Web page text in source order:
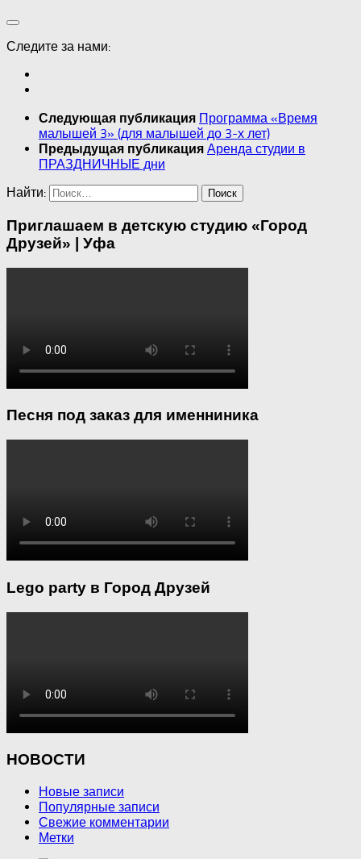
Следите за нами:
Следующая публикация Программа «Время
малышей 3» (для малышей до 3-х лет)
Предыдущая публикация Аренда студии в
ПРАЗДНИЧНЫЕ дни
Найти:
Приглашаем в детскую студию «Город
Друзей» | Уфа
Песня под заказ для именниника
Lego party в Город Друзей
НОВОСТИ
Новые записи
Популярные записи
Свежие комментарии
Метки